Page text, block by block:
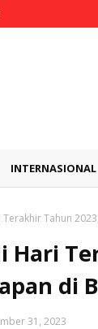
INTERNASIONAL
Terakhir Tahun
Hari
di
31, 2023